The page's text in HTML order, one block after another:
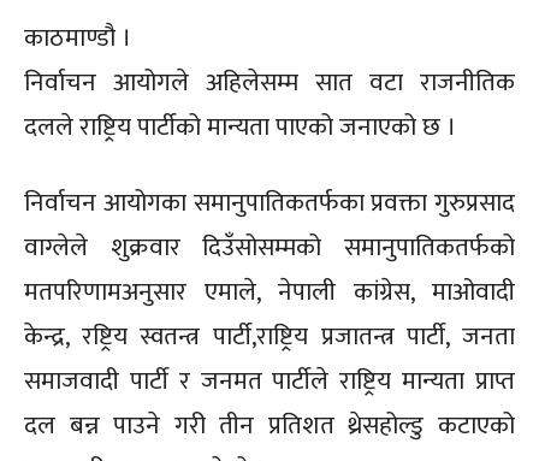
काठमाण्डौ ।
निर्वाचन आयोगले अहिलेसम्म सात वटा राजनीतिक
दलले राष्ट्रिय पार्टीको मान्यता पाएको जनाएको छ ।
निर्वाचन आयोगका समानुपातिकतर्फका प्रवक्ता गुरुप्रसाद
वाग्लेले शुक्रवार दिउँसोसम्मको समानुपातिकतर्फको
मतपरिणामअनुसार एमाले, नेपाली कांग्रेस, माओवादी
केन्द्र, रष्ट्रिय स्वतन्त्र पार्टी,राष्ट्रिय प्रजातन्त्र पार्टी, जनता
समाजवादी पार्टी र जनमत पार्टीले राष्ट्रिय मान्यता प्राप्त
दल बन्न पाउने गरी तीन प्रतिशत थ्रेसहोल्डु कटाएको